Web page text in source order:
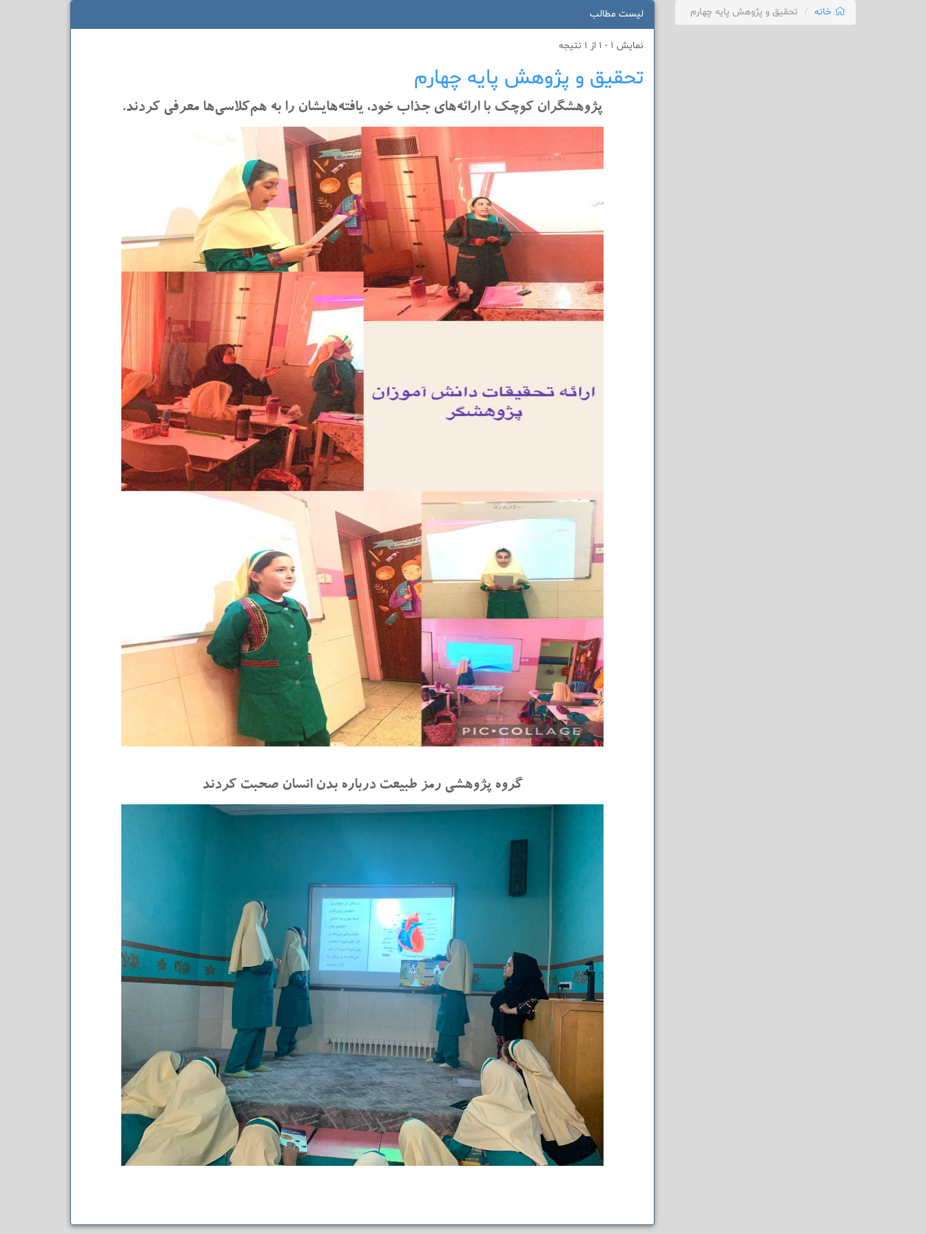
لیست مطالب
نمایش 1 - 1 از 1 نتیجه
تحقیق و پژوهش پایه چهارم
پژوهشگران کوچک با ارائه‌های جذاب خود، یافته‌هایشان را به هم‌کلاسی‌ها معرفی کردند.
گروه پژوهشی رمز طبیعت درباره بدن انسان صحبت کردند
خانه تحقیق و پژوهش پایه چهارم